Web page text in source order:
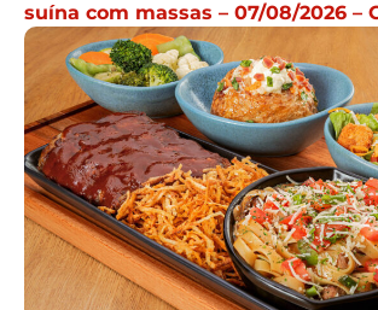
suína com massas – 07/08/2026 –